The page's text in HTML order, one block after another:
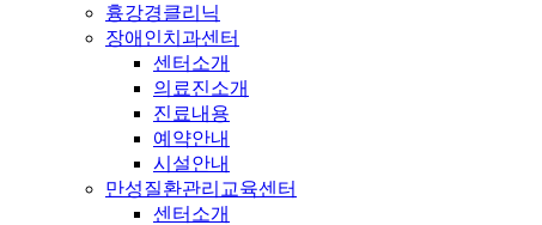
흉강경클리닉
장애인치과센터
센터소개
의료진소개
진료내용
예약안내
시설안내
만성질환관리교육센터
센터소개